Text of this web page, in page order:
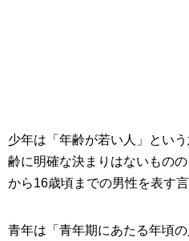
少年は「年齢が若い人」とい
齢に明確な決まりはないもの
から16歳頃までの男性を表す言
青年は「青年期にあたる年頃